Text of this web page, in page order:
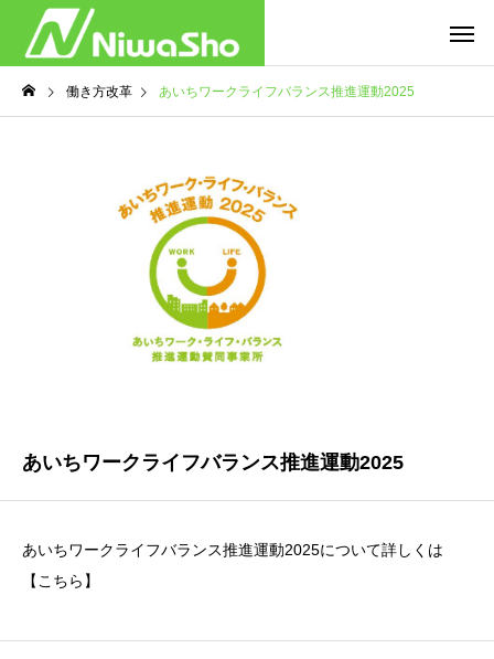
働き方改革 あいちワークライフバランス推進運動2025
あいちワークライフバランス推進運動2025
あいちワークライフバランス推進運動2025について詳しくは
【こちら】